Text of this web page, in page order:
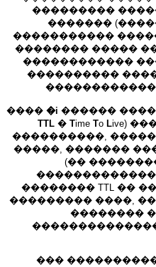
���������
�������
�����������
�������� �����
������������
����������
���� �i ������
TTL � Time To Live)
����������,
�����, �������
(��
�������� TTL ��
��������� ����,
��������
���